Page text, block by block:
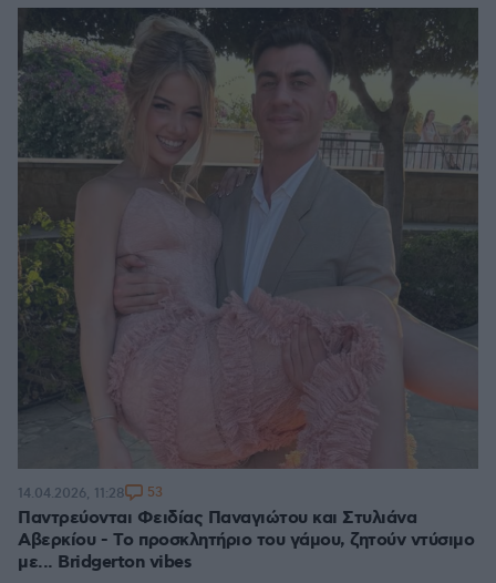
Παντρεύονται Φειδίας Παναγιώτου και Στυλιάνα
Αβερκίου - Tο προσκλητήριο του γάμου, ζητούν ντύσιμο
με... Bridgerton vibes
14.04.2026, 11:28 53